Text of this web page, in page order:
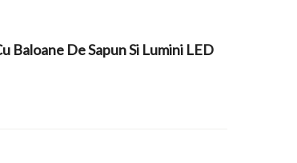
Baloane De Sapun Si Lumini LED